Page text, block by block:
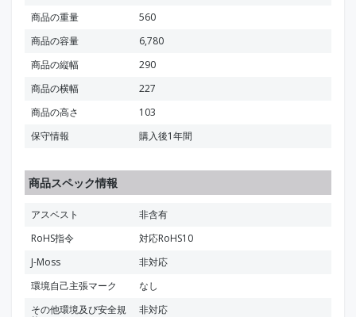
商品の重量
560
商品の容量
6,780
商品の縦幅
290
商品の横幅
227
商品の高さ
103
保守情報
購入後1年間
商品スペック情報
アスベスト
非含有
RoHS指令
対応RoHS10
J-Moss
非対応
環境自己主張マーク
なし
その他環境及び安全規
非対応